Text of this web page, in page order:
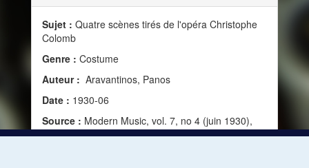
Sujet : Quatre scènes tirés de l'opéra Christophe
Colomb
Genre : Costume
Auteur : Aravantinos, Panos
Date : 1930-06
Source : Modern Music, vol. 7, no 4 (juin 1930),
22-23